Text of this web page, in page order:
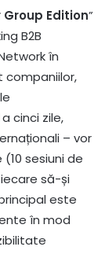
Group Edition”
B2B
în
companiilor,
cinci zile,
– vor
sesiuni de
să-și
este
în mod